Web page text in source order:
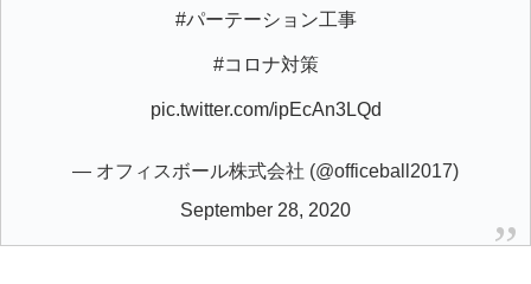
#パーテーション工事
#コロナ対策
pic.twitter.com/ipEcAn3LQd
— オフィスボール株式会社 (@officeball2017)
September 28, 2020